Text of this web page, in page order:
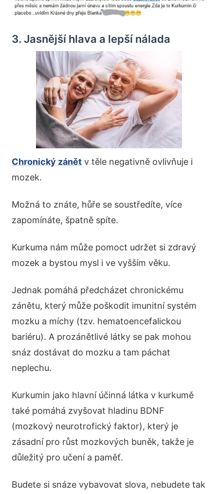
3. Jasnější hlava a lepší nálada
Chronický zánět v těle negativně ovlivňuje i
mozek.
Možná to znáte, hůře se soustředíte, více
zapomínáte, špatně spíte.
Kurkuma nám může pomoct udržet si zdravý
mozek a bystou mysl i ve vyšším věku.
Jednak pomáhá předcházet chronickému
zánětu, který může poškodit imunitní systém
mozku a míchy (tzv. hematoencefalickou
bariéru). A prozánětlivé látky se pak mohou
snáz dostávat do mozku a tam páchat
neplechu.
Kurkumin jako hlavní účinná látka v kurkumě
také pomáhá zvyšovat hladinu BDNF
(mozkový neurotrofický faktor), který je
zásadní pro růst mozkových buněk, takže je
důležitý pro učení a paměť.
Budete si snáze vybavovat slova, nebudete tak